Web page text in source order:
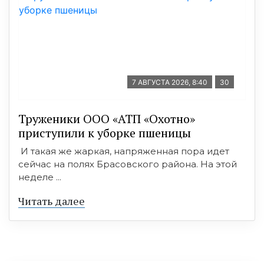
7 АВГУСТА 2026, 8:40 30
Труженики ООО «АТП «Охотно»
приступили к уборке пшеницы
И такая же жаркая, напряженная пора идет
сейчас на полях Брасовского района. На этой
неделе ...
Читать далее